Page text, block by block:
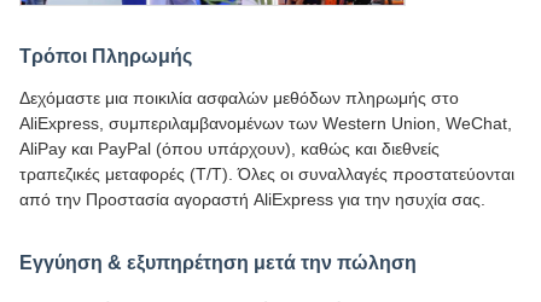
Τρόποι Πληρωμής
Δεχόμαστε μια ποικιλία ασφαλών μεθόδων πληρωμής στο
AliExpress, συμπεριλαμβανομένων των Western Union, WeChat,
AliPay και PayPal (όπου υπάρχουν), καθώς και διεθνείς
τραπεζικές μεταφορές (T/T). Όλες οι συναλλαγές προστατεύονται
από την Προστασία αγοραστή AliExpress για την ησυχία σας.
Εγγύηση & εξυπηρέτηση μετά την πώληση